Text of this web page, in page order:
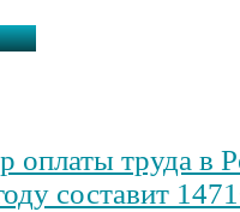
труда в
составит